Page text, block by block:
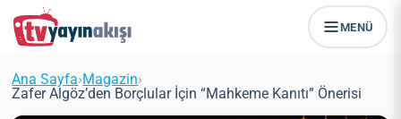
MENÜ
Ana Sayfa›Magazin›
Zafer Algöz’den Borçlular İçin “Mahkeme Kanıtı” Önerisi